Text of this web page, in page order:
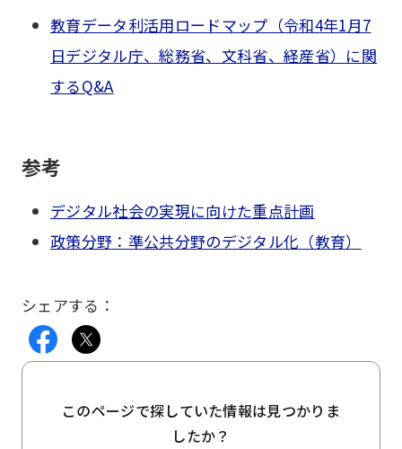
教育データ利活用ロードマップ（令和4年1月7
日デジタル庁、総務省、文科省、経産省）に関
するQ&A
参考
デジタル社会の実現に向けた重点計画
政策分野：準公共分野のデジタル化（教育）
シェアする：
このページで探していた情報は見つかりま
したか？